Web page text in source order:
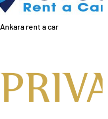
Ankara rent a car